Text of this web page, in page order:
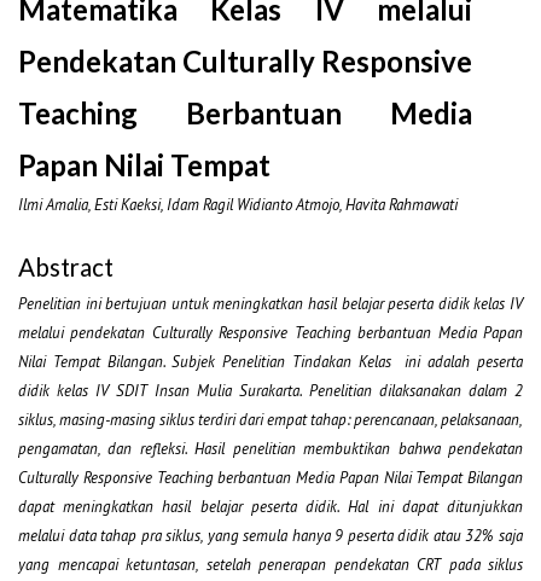
Matematika Kelas IV melalui
Pendekatan Culturally Responsive
Teaching Berbantuan Media
Papan Nilai Tempat
Ilmi Amalia, Esti Kaeksi, Idam Ragil Widianto Atmojo, Havita Rahmawati
Abstract
Penelitian ini bertujuan untuk meningkatkan hasil belajar peserta didik kelas IV
melalui pendekatan Culturally Responsive Teaching berbantuan Media Papan
Nilai Tempat Bilangan. Subjek Penelitian Tindakan Kelas ini adalah peserta
didik kelas IV SDIT Insan Mulia Surakarta. Penelitian dilaksanakan dalam 2
siklus, masing-masing siklus terdiri dari empat tahap: perencanaan, pelaksanaan,
pengamatan, dan refleksi. Hasil penelitian membuktikan bahwa pendekatan
Culturally Responsive Teaching berbantuan Media Papan Nilai Tempat Bilangan
dapat meningkatkan hasil belajar peserta didik. Hal ini dapat ditunjukkan
melalui data tahap pra siklus, yang semula hanya 9 peserta didik atau 32% saja
yang mencapai ketuntasan, setelah penerapan pendekatan CRT pada siklus